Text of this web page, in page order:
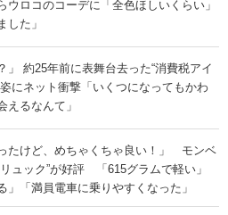
ロコのコーデに「全色ほしいくらい」
した」
」 約25年前に表舞台去った“消費税アイ
にネット衝撃「いくつになってもかわ
えるなんて」
たけど、めちゃくちゃ良い！」 モンベ
ュック”が好評 「615グラムで軽い」
」「満員電車に乗りやすくなった」